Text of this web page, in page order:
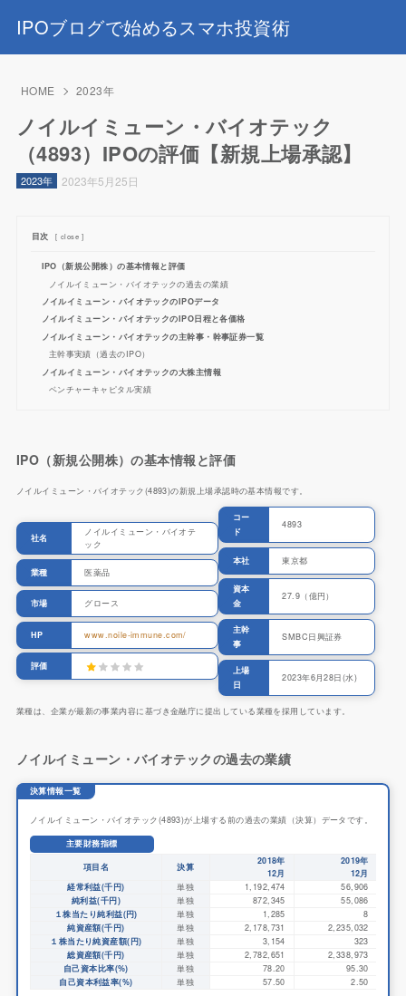
IPOブログで始めるスマホ投資術
HOME 2023年
ノイルイミューン・バイオテック
（4893）IPOの評価【新規上場承認】
2023年 2023年5月25日
目次 [ close ]
IPO（新規公開株）の基本情報と評価
ノイルイミューン・バイオテックの過去の業績
ノイルイミューン・バイオテックのIPOデータ
ノイルイミューン・バイオテックのIPO日程と各価格
ノイルイミューン・バイオテックの主幹事・幹事証券一覧
主幹事実績（過去のIPO）
ノイルイミューン・バイオテックの大株主情報
ベンチャーキャピタル実績
IPO（新規公開株）の基本情報と評価
ノイルイミューン・バイオテック(4893)の新規上場承認時の基本情報です。
社名
ノイルイミューン・バイオテ
ック
業種 医薬品
市場 グロース
HP www.noile-immune.com/
評価
コー
ド
4893
本社 東京都
資本
金
27.9（億円）
主幹
事
SMBC日興証券
上場
日
2023年6月28日(水)
業種は、企業が最新の事業内容に基づき金融庁に提出している業種を採用しています。
ノイルイミューン・バイオテックの過去の業績
決算情報一覧
ノイルイミューン・バイオテック(4893)が上場する前の過去の業績（決算）データです。
主要財務指標
項目名
決算
2018年
12月
2019年
12月
経常利益(千円)
単独 1,192,474
56,906
純利益(千円)
単独 872,345
55,086
１株当たり純利益(円)
単独 1,285
8
純資産額(千円)
単独 2,178,731
2,235,032
１株当たり純資産額(円)
単独 3,154
323
総資産額(千円)
単独 2,782,651
2,338,973
自己資本比率(%)
単独 78.20
95.30
自己資本利益率(%)
単独 57.50 2.50